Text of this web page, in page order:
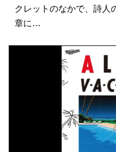
クレットのなかで、詩人
章に…